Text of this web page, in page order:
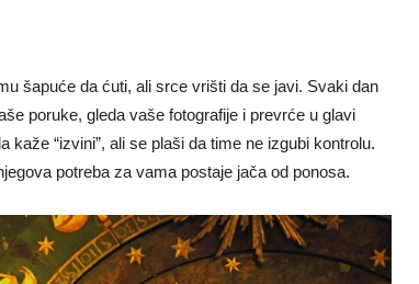
šapuće da ćuti, ali srce vrišti da se javi. Svaki dan
poruke, gleda vaše fotografije i prevrće u glavi
“izvini”, ali se plaši da time ne izgubi kontrolu.
potreba za vama postaje jača od ponosa.